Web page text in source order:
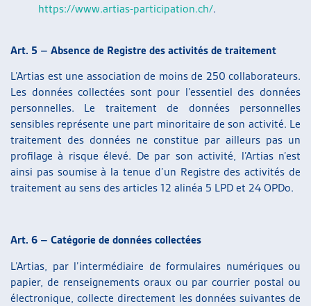
https://www.artias-participation.ch/.
Art. 5 – Absence de Registre des activités de traitement
L’Artias est une association de moins de 250 collaborateurs.
Les données collectées sont pour l’essentiel des données
personnelles. Le traitement de données personnelles
sensibles représente une part minoritaire de son activité. Le
traitement des données ne constitue par ailleurs pas un
profilage à risque élevé. De par son activité, l’Artias n’est
ainsi pas soumise à la tenue d’un Registre des activités de
traitement au sens des articles 12 alinéa 5 LPD et 24 OPDo.
Art. 6 – Catégorie de données collectées
L’Artias, par l’intermédiaire de formulaires numériques ou
papier, de renseignements oraux ou par courrier postal ou
électronique, collecte directement les données suivantes de